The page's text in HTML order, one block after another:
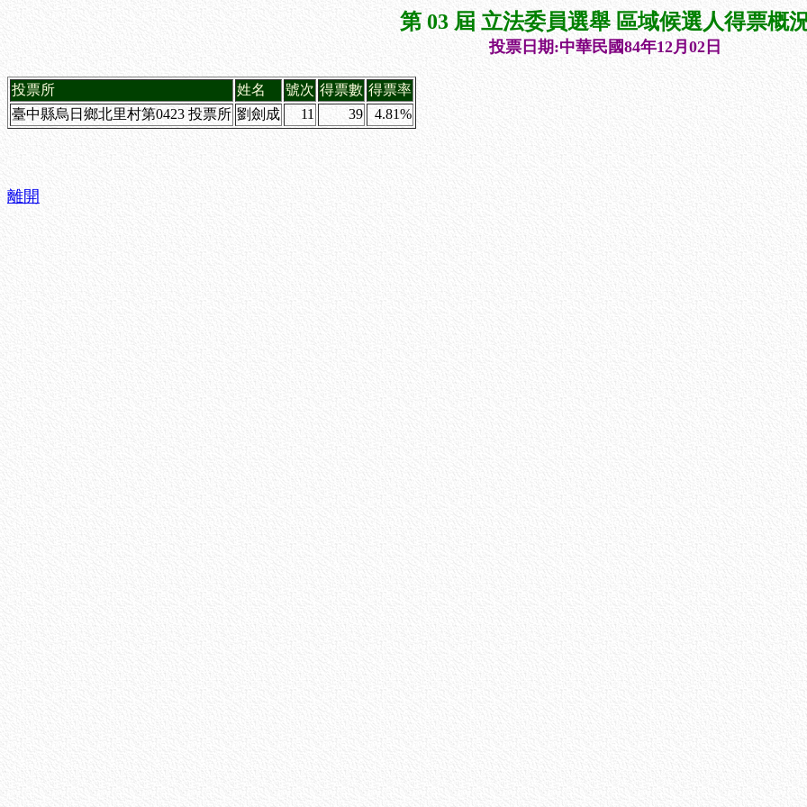
第 03 屆 立法委員選舉 區域候選人得票概
投票日期:中華民國84年12月02日
投票所 姓名 號次 得票數 得票率
臺中縣烏日鄉北里村第0423 投票所 劉劍成 11 39 4.81%
離開